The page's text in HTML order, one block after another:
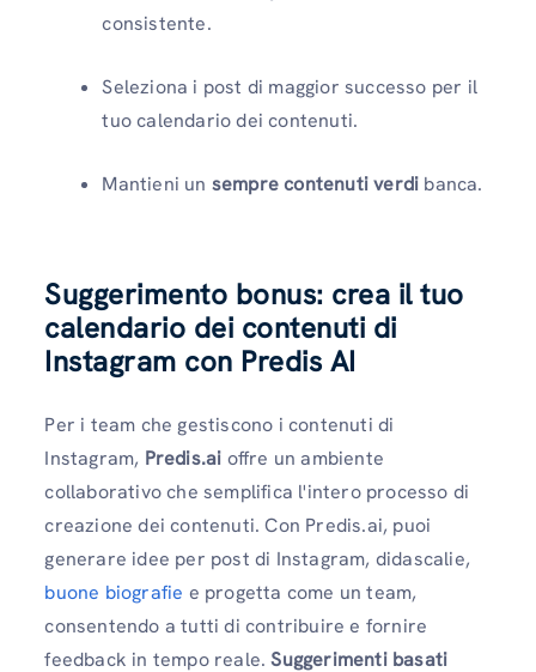
consistente.
Seleziona i post di maggior successo per il
tuo calendario dei contenuti.
Mantieni un sempre contenuti verdi banca.
Suggerimento bonus: crea il tuo
calendario dei contenuti di
Instagram con Predis AI
Per i team che gestiscono i contenuti di
Instagram, Predis.ai offre un ambiente
collaborativo che semplifica l'intero processo di
creazione dei contenuti. Con Predis.ai, puoi
generare idee per post di Instagram, didascalie,
buone biografie e progetta come un team,
consentendo a tutti di contribuire e fornire
feedback in tempo reale.Suggerimenti basati